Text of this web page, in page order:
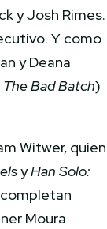
y Josh Rimes.
Y como
y Deana
The Bad Batch)
Witwer, quien
yHan Solo:
Moura